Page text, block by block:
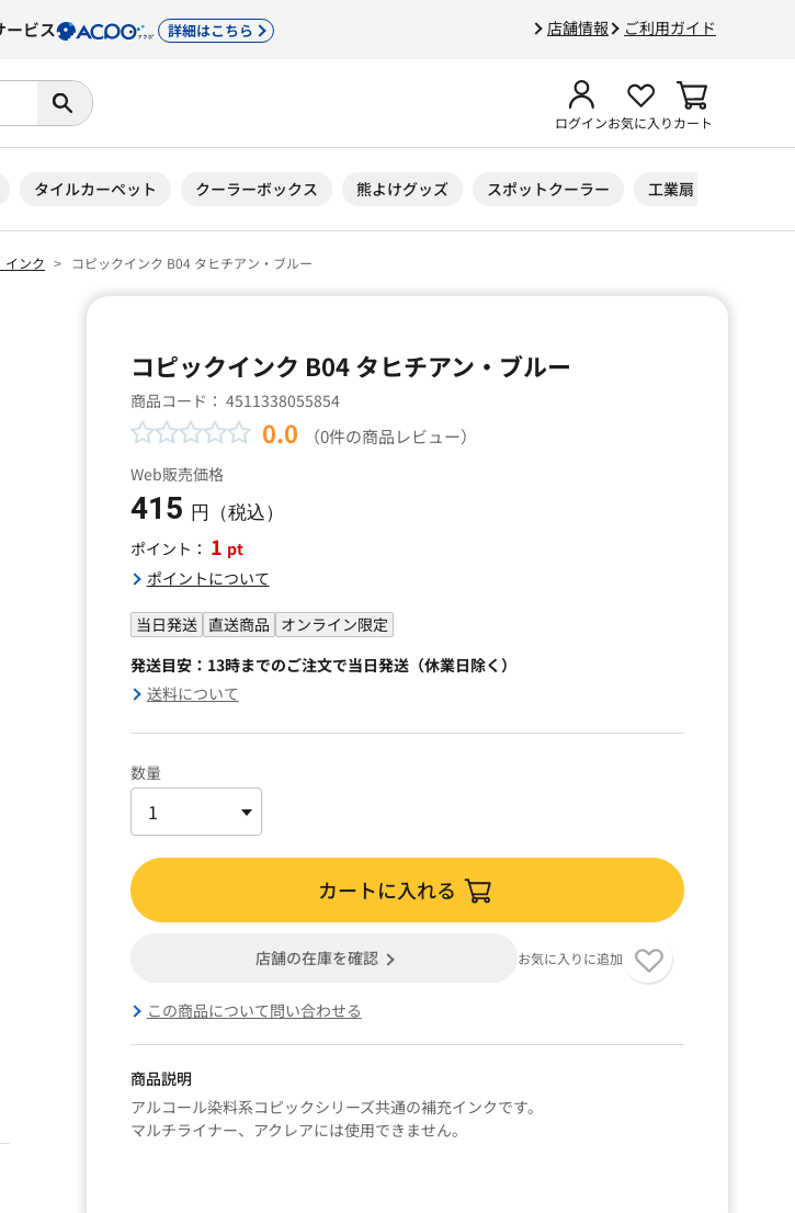
店舗情報 ご利用ガイド
ービス 詳細はこちら
ログインお気に入りカート
タイルカーペット クーラーボックス 熊よけグッズ スポットクーラー 工業扇
ンク コピックインク B04 タヒチアン・ブルー
コピックインク B04 タヒチアン・ブルー
商品コード： 4511338055854
0.0 （0件の商品レビュー）
Web販売価格
415 円（税込）
ポイント： 1 pt
ポイントについて
当日発送 直送商品 オンライン限定
発送目安：13時までのご注文で当日発送（休業日除く）
送料について
数量
カートに入れる
店舗の在庫を確認 お気に入りに追加
この商品について問い合わせる
商品説明
アルコール染料系コピックシリーズ共通の補充インクです。
マルチライナー、アクレアには使用できません。